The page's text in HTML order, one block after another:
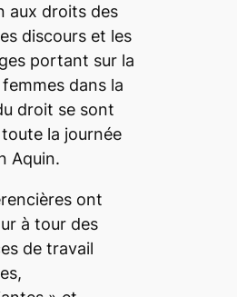
aux droits des
discours et les
portant sur la
dans la
droit se sont
la journée
Aquin.
ont
à tour des
de travail